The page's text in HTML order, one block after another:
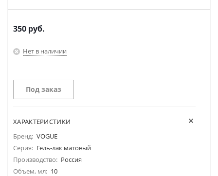
350 руб.
Нет в наличии
Под заказ
ХАРАКТЕРИСТИКИ
Бренд: VOGUE
Серия: Гель-лак матовый
Производство: Россия
Объем, мл: 10